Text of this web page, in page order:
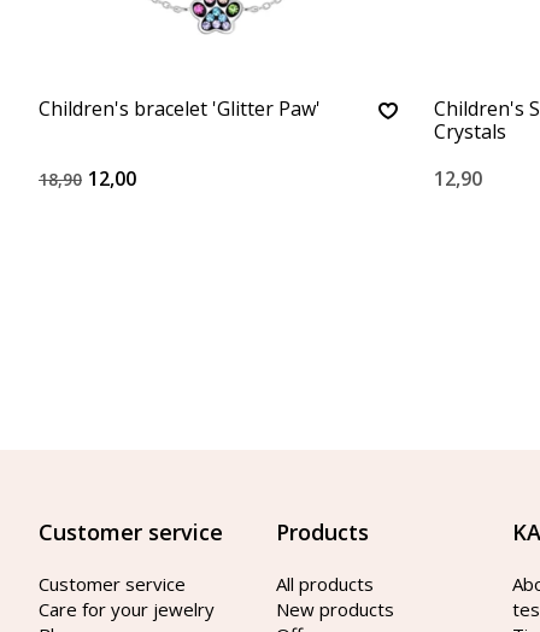
Children's bracelet 'Glitter Paw'
18,90 12,00
Children's
Crystals
12,90
Customer service
Customer service
Care for your jewelry
Products
All products
New products